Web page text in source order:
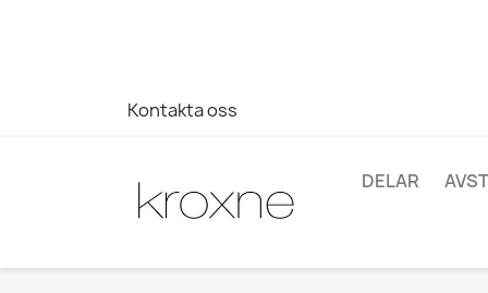
Kontakta oss
DELAR